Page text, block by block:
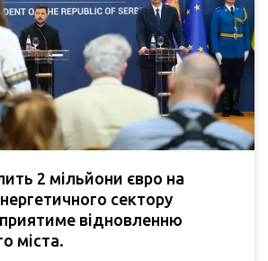
2 мільйони євро на
сектору
відновленню
міста.